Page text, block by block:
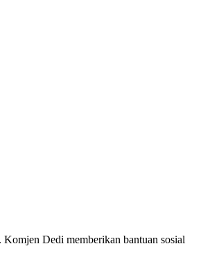
Dedi memberikan bantuan sosial